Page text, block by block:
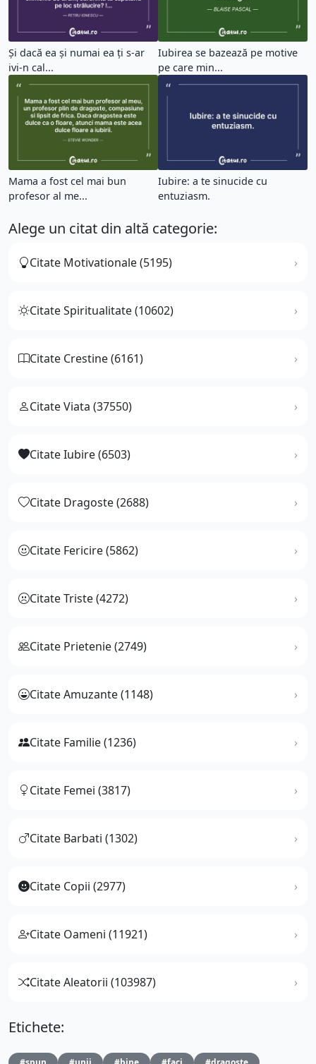
Și dacă ea și numai ea ți s-ar
ivi-n cal...
Iubirea se bazează pe motive
pe care min...
Mama a fost cel mai bun
profesor al me...
Iubire: a te sinucide cu
entuziasm.
Alege un citat din altă categorie:
Citate Motivationale (5195)
Citate Spiritualitate (10602)
Citate Crestine (6161)
Citate Viata (37550)
Citate Iubire (6503)
Citate Dragoste (2688)
Citate Fericire (5862)
Citate Triste (4272)
Citate Prietenie (2749)
Citate Amuzante (1148)
Citate Familie (1236)
Citate Femei (3817)
Citate Barbati (1302)
Citate Copii (2977)
Citate Oameni (11921)
Citate Aleatorii (103987)
Etichete: